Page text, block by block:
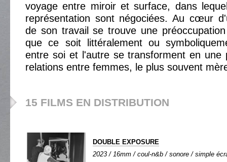
voyage entre miroir et surface, dans
représentation sont négociées. Au cœur
de son travail se trouve une
que ce soit littéralement ou
entre soi et l'autre se transforment en une
relations entre femmes, le plus souvent
15 FILMS EN DISTRIBUTION
DOUBLE EXPOSURE
2023 / 16mm / coul-n&b / sonore / simple